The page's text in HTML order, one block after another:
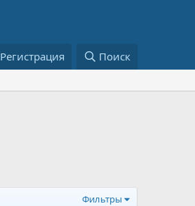
Регистрация Поиск
Фильтры